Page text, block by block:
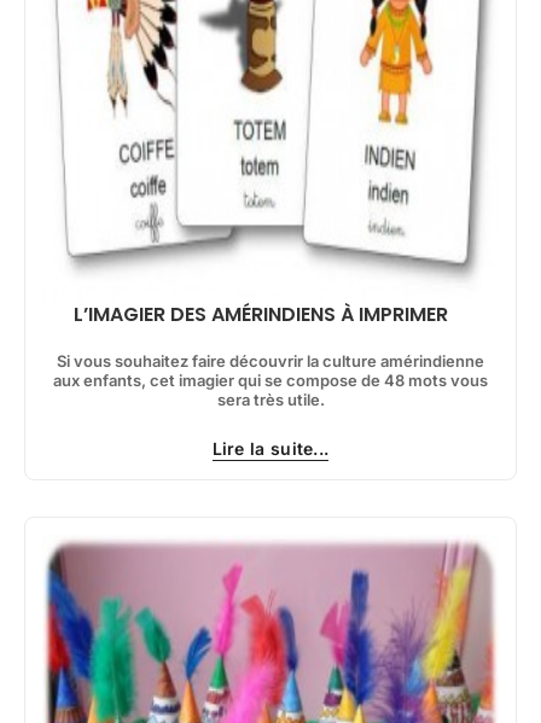
L’IMAGIER DES AMÉRINDIENS À IMPRIMER
Si vous souhaitez faire découvrir la culture amérindienne
aux enfants, cet imagier qui se compose de 48 mots vous
sera très utile.
Lire la suite...